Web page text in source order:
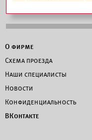
О фирме
Схема проезда
Наши специалисты
Новости
Конфиденциальность
ВКонтакте